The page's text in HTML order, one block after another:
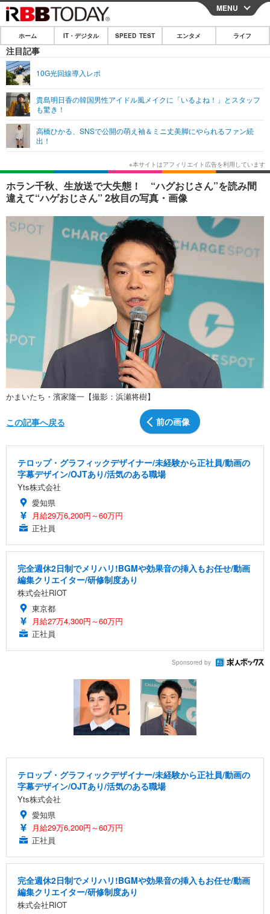
CLOSE
ホーム
IT・デジタル
ネタ
ショッピング その他
SPEED TEST
エンタメ
エンタメTOP
韓国・芸能
音楽 スポーツ
ショッピング その他
ライフ
ライフTOP グルメ
ペット ショッピング
その他
リリース一覧
プッシュ通知の停止方法
MENU
ホーム IT・デジタル SPEED TEST エンタメ ライフ
注目記事
10G光回線導入レポ
貴島明日香の韓国男性アイドル風メイクに「いるよね！」とスタッフ
も驚き！
高橋ひかる、SNSで公開の萌え袖＆ミニ丈美脚にやられるファン続
出！
ホラン千秋、生放送で大失態！ “ハグおじさん”を読み間
違えて“ハゲおじさん” 2枚目の写真・画像
かまいたち・濱家隆一【撮影：浜瀬将樹】
前の画像
この記事へ戻る
テロップ・グラフィックデザイナー/未経験から正社員/動画の
字幕デザイン/OJTあり/活気のある職場
Yts株式会社
愛知県
月給29万6,200円～60万円
正社員
完全週休2日制でメリハリ!BGMや効果音の挿入もお任せ/動画
編集クリエイター/研修制度あり
株式会社RIOT
東京都
月給27万4,300円～60万円
正社員
Sponsored by
テロップ・グラフィックデザイナー/未経験から正社員/動画の
字幕デザイン/OJTあり/活気のある職場
Yts株式会社
愛知県
月給29万6,200円～60万円
正社員
完全週休2日制でメリハリ!BGMや効果音の挿入もお任せ/動画
編集クリエイター/研修制度あり
株式会社RIOT